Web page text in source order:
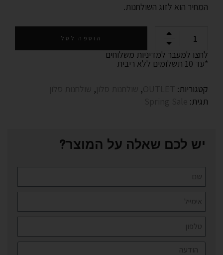
המחיר הוא לזוג השולחנות.
הוספה לסל
לחצו למעבר למדיניות משלוחים
*עד 10 תשלומים ללא ריבית
קטגוריות: ,
,
תגית:
יש לכם שאלה על המוצר?